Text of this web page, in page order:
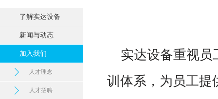
了解实达设备
新闻与动态
加入我们
人才理念
人才招聘
实达设备重视员
训体系，为员工提